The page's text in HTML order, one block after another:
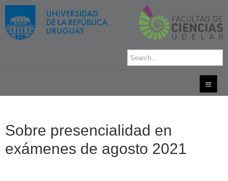
Sobre presencialidad en
exámenes de agosto 2021